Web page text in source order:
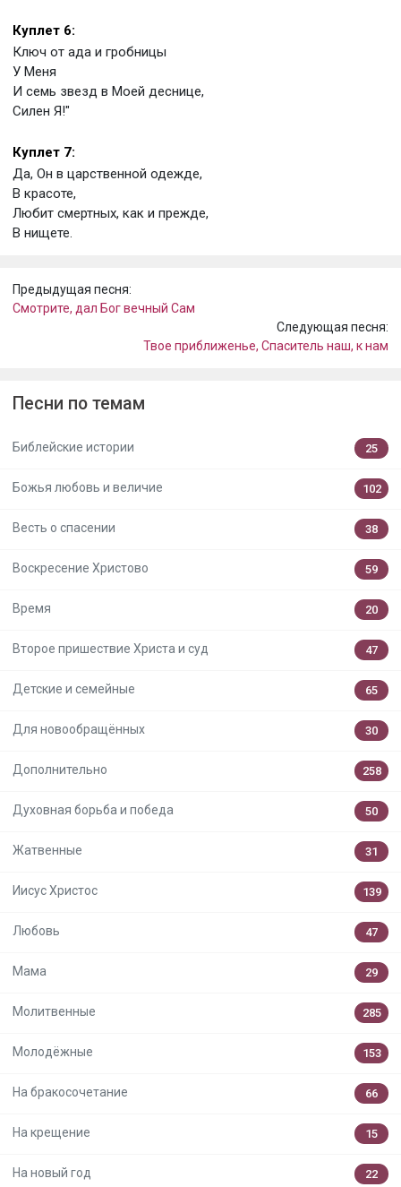
Куплет 6:
Ключ от ада и гробницы
У Меня
И семь звезд в Моей деснице,
Силен Я!"
Куплет 7:
Да, Он в царственной одежде,
В красоте,
Любит смертных, как и прежде,
В нищете.
Предыдущая песня:
Смотрите, дал Бог вечный Сам
Следующая песня:
Твое приближенье, Спаситель наш, к нам
Песни по темам
Библейские истории 25
Божья любовь и величие 102
Весть о спасении 38
Воскресение Христово 59
Время 20
Второе пришествие Христа и суд 47
Детские и семейные 65
Для новообращённых 30
Дополнительно 258
Духовная борьба и победа 50
Жатвенные 31
Иисус Христос 139
Любовь 47
Мама 29
Молитвенные 285
Молодёжные 153
На бракосочетание 66
На крещение 15
На новый год 22